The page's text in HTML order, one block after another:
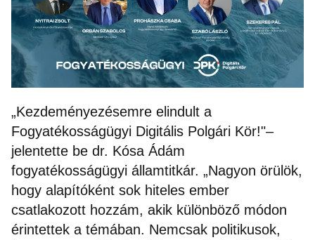
„Kezdeményezésemre elindult a
Fogyatékosságügyi Digitális Polgári Kör!"–
jelentette be dr. Kósa Ádám
fogyatékosságügyi államtitkár. „Nagyon örülök,
hogy alapítóként sok hiteles ember
csatlakozott hozzám, akik különböző módon
érintettek a témában. Nemcsak politikusok,